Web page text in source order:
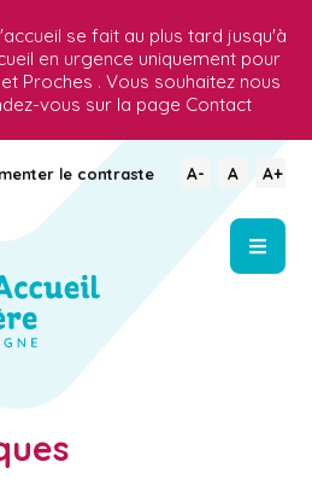
se fait au plus tard jusqu'à
en urgence uniquement pour
Proches . Vous souhaitez nous
vous sur la page Contact
le contraste A- A A+